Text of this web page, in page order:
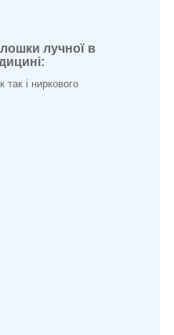
лучної в
так і ниркового